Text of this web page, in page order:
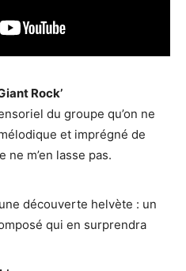
Rock’
du groupe qu’on ne
et imprégné de
m’en lasse pas.
découverte helvète : un
qui en surprendra